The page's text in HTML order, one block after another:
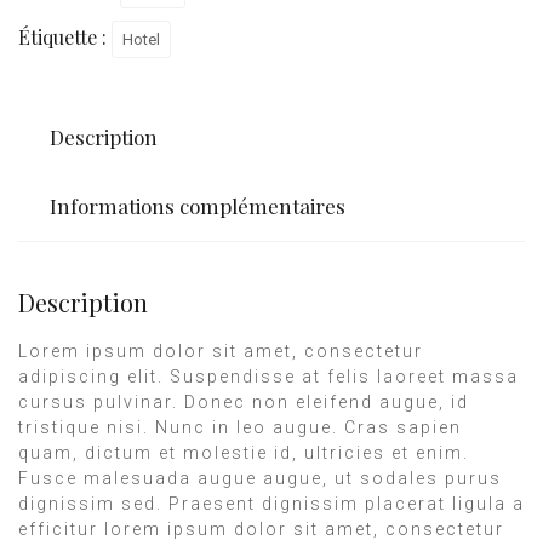
Étiquette : Hotel
Description
Informations complémentaires
Description
Lorem ipsum dolor sit amet, consectetur
adipiscing elit. Suspendisse at felis laoreet massa
cursus pulvinar. Donec non eleifend augue, id
tristique nisi. Nunc in leo augue. Cras sapien
quam, dictum et molestie id, ultricies et enim.
Fusce malesuada augue augue, ut sodales purus
dignissim sed. Praesent dignissim placerat ligula a
efficitur lorem ipsum dolor sit amet, consectetur